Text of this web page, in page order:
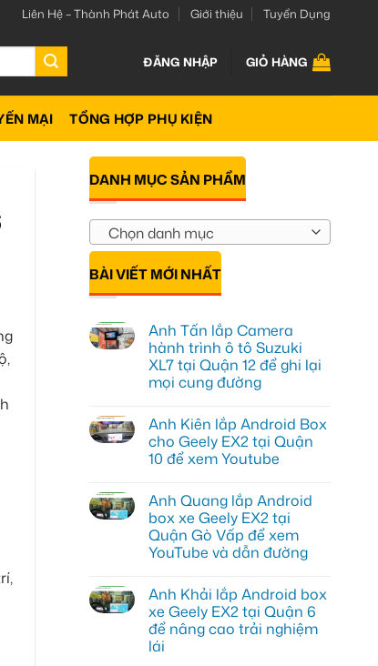
Liên Hệ – Thành Phát Auto Giới thiệu Tuyển Dụng
ĐĂNG NHẬP GIỎ HÀNG
MẠI TỔNG HỢP PHỤ KIỆN
DANH MỤC SẢN PHẨM
Chọn danh mục
BÀI VIẾT MỚI NHẤT
Anh Tấn lắp Camera
hành trình ô tô Suzuki
XL7 tại Quận 12 để ghi lại
mọi cung đường
bình
luận
ở
Anh
Camera
hành
trình
ô
tô
Suzuki
Quận
12
để
ghi
lại
mọi
Anh Kiên lắp Android Box
cho Geely EX2 tại Quận
10 để xem Youtube
bình
luận
ở
Anh
Kiên
lắp
cho
Geely
EX2
tại
Quận
10
Anh Quang lắp Android
box xe Geely EX2 tại
Quận Gò Vấp để xem
YouTube và dẫn đường
bình
luận
ở
Anh
Quang
lắp
Anh Khải lắp Android box
xe Geely EX2 tại Quận 6
để nâng cao trải nghiệm
lái